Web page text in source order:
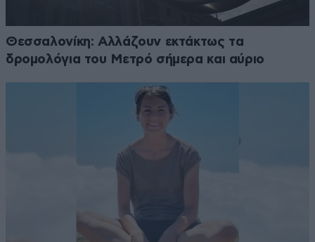
Θεσσαλονίκη: Αλλάζουν εκτάκτως τα
δρομολόγια του Μετρό σήμερα και αύριο